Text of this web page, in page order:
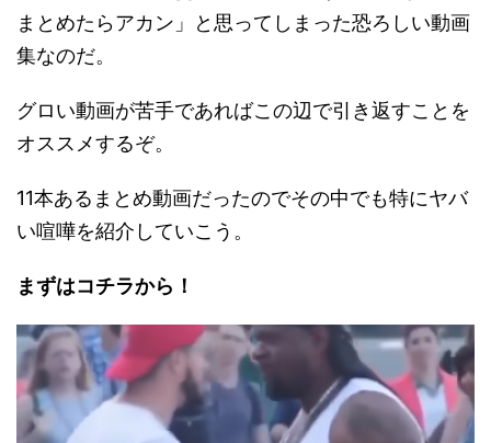
まとめたらアカン」と思ってしまった恐ろしい動画
集なのだ。
グロい動画が苦手であればこの辺で引き返すことを
オススメするぞ。
11本あるまとめ動画だったのでその中でも特にヤバ
い喧嘩を紹介していこう。
まずはコチラから！